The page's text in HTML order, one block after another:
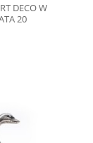
DECO W
20